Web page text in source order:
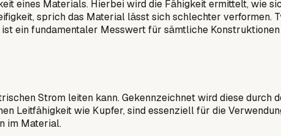
eines Materials. Hierbei wird die Fähigkeit ermittelt, wie
sprich das Material lässt sich schlechter verformen.
ein fundamentaler Messwert für sämtliche
Strom leiten kann. Gekennzeichnet wird diese durch
Leitfähigkeit wie Kupfer, sind essenziell für die
im Material.